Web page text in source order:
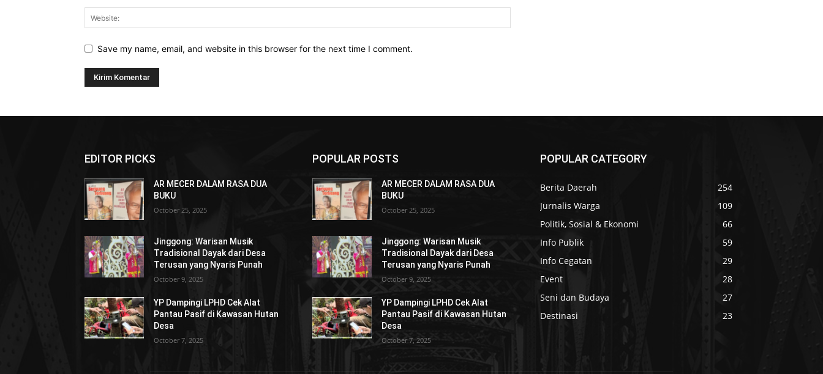
Save my name, email, and website in this browser for the next time I comment.
EDITOR PICKS
AR MECER DALAM RASA DUA
BUKU
October 25, 2025
Jinggong: Warisan Musik
Tradisional Dayak dari Desa
Terusan yang Nyaris Punah
October 9, 2025
YP Dampingi LPHD Cek Alat
Pantau Pasif di Kawasan Hutan
Desa
October 7, 2025
POPULAR POSTS
AR MECER DALAM RASA DUA
BUKU
October 25, 2025
Jinggong: Warisan Musik
Tradisional Dayak dari Desa
Terusan yang Nyaris Punah
October 9, 2025
YP Dampingi LPHD Cek Alat
Pantau Pasif di Kawasan Hutan
Desa
October 7, 2025
POPULAR CATEGORY
Berita Daerah
254
Jurnalis Warga
109
Politik, Sosial & Ekonomi
66
Info Publik
59
Info Cegatan
29
Event
28
Seni dan Budaya
27
Destinasi
23